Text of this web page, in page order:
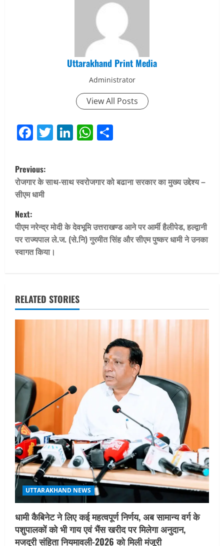
Uttarakhand Print Media
Administrator
View All Posts
Facebook
Twitter
LinkedIn
WhatsApp
P
o
s
t
n
v
i
t
i
o
n
Previous:
रोजगार के साथ-साथ स्वरोजगार को बढाना सरकार का मुख्य उद्देश्य –
सीएम धामी
Next:
पीएम नरेन्द्र मोदी के देवभूमि उत्तराखण्ड आने पर आर्मी हैलीपेड, हल्द्वानी
पर राज्यपाल ले.ज. (से.नि) गुरमीत सिंह और सीएम पुष्कर धामी ने उनका
स्वागत किया।
RELATED STORIES
UTTARAKHAND NEWS
धामी कैबिनेट ने लिए कई महत्वपूर्ण निर्णय, अब सामान्य वर्ग के
पशुपालकों को भी गाय एवं भैंस खरीद पर मिलेगा अनुदान,
मजदूरी संहिता नियमावली-2026 को मिली मंजूरी